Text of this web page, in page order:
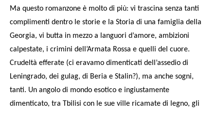
Ma questo romanzone è molto di più: vi trascina senza tanti
complimenti dentro le storie e la Storia di una famiglia della
Georgia, vi butta in mezzo a languori d’amore, ambizioni
calpestate, i crimini dell’Armata Rossa e quelli del cuore.
Crudeltà efferate (ci eravamo dimenticati dell’assedio di
Leningrado, dei gulag, di Beria e Stalin?), ma anche sogni,
tanti. Un angolo di mondo esotico e ingiustamente
dimenticato, tra Tbilisi con le sue ville ricamate di legno, gli